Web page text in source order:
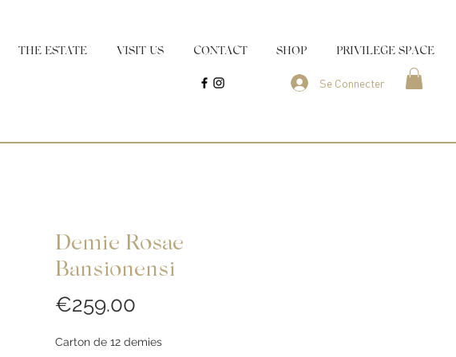
THE ESTATE VISIT US CONTACT SHOP PRIVILEGE SPACE
Se Connecter
Demie Rosae
Bansionensi
€259.00
Carton de 12 demies